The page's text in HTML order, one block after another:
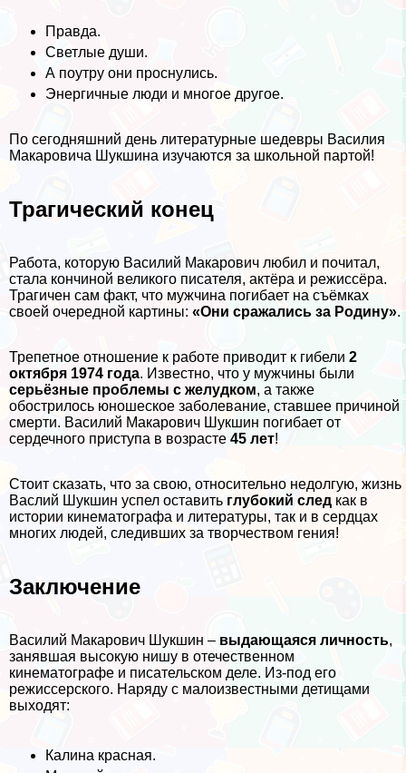
Правда.
Светлые души.
А поутру они проснулись.
Энергичные люди и многое другое.
По сегодняшний день литературные шедевры Василия
Макаровича Шукшина изучаются за школьной партой!
Трагический конец
Работа, которую Василий Макарович любил и почитал,
стала кончиной великого писателя, актёра и режиссёра.
Трагичен сам факт, что мужчина погибает на съёмках
своей очередной картины: «Они сражались за Родину».
Трепетное отношение к работе приводит к гибели 2
октября 1974 года. Известно, что у мужчины были
серьёзные проблемы с желудком, а также
обострилось юношеское заболевание, ставшее причиной
cмepти. Василий Макарович Шукшин погибает от
сердечного приступа в возрасте 45 лет!
Стоит сказать, что за свою, относительно недолгую, жизнь
Васлий Шукшин успел оставить глубокий след как в
истории кинематографа и литературы, так и в сердцах
многих людей, следивших за творчеством гения!
Заключение
Василий Макарович Шукшин – выдающаяся личность,
занявшая высокую нишу в отечественном
кинематографе и писательском деле. Из-под его
режиссерского. Наряду с малоизвестными детищами
выходят:
Калина красная.